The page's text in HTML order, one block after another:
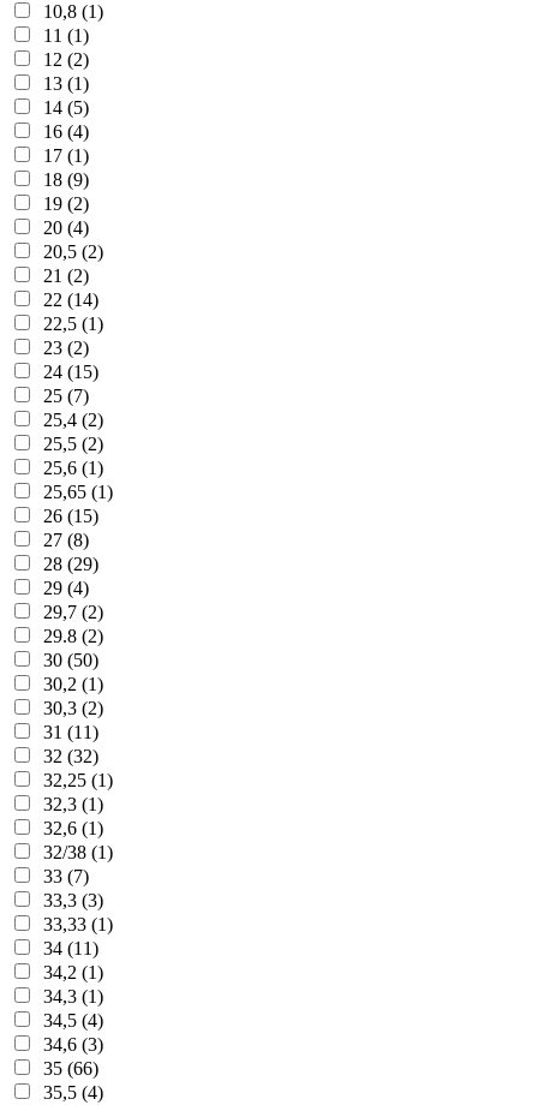
10,8 (1)
11 (1)
12 (2)
13 (1)
14 (5)
16 (4)
17 (1)
18 (9)
19 (2)
20 (4)
20,5 (2)
21 (2)
22 (14)
22,5 (1)
23 (2)
24 (15)
25 (7)
25,4 (2)
25,5 (2)
25,6 (1)
25,65 (1)
26 (15)
27 (8)
28 (29)
29 (4)
29,7 (2)
29.8 (2)
30 (50)
30,2 (1)
30,3 (2)
31 (11)
32 (32)
32,25 (1)
32,3 (1)
32,6 (1)
32/38 (1)
33 (7)
33,3 (3)
33,33 (1)
34 (11)
34,2 (1)
34,3 (1)
34,5 (4)
34,6 (3)
35 (66)
35,5 (4)